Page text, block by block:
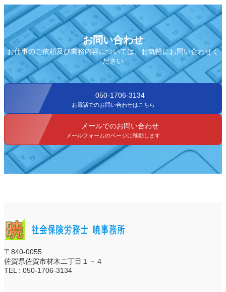
お問い合わせ
お仕事のご依頼及び業務内容については、お気軽にお問い合わせく
ださい
050-1706-3134
お電話でのお問い合わせはこちら
メールでのお問い合わせ
メールフォームのページに移動します
〒840-0055
佐賀県佐賀市材木二丁目１－４
TEL : 050-1706-3134